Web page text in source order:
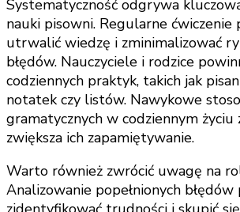
Systematyczność odgrywa
nauki pisowni. Regularne ćwiczenie
utrwalić wiedzę i zminimalizować
błędów. Nauczyciele i rodzice
codziennych praktyk, takich jak
notatek czy listów. Nawykowe
gramatycznych w codziennym życiu
zwiększa ich zapamiętywanie.
Warto również zwrócić uwagę na
Analizowanie popełnionych błędów